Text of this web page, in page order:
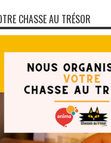
CHASSE AU TRÉSOR